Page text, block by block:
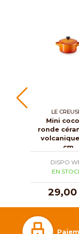
LE
Mini
ronde
cm
DISPO
EN